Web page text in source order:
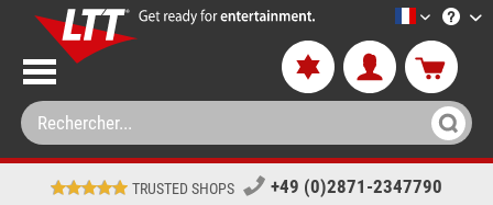
LTT-
TRUSTED SHOPS +49 (0)2871-2347790